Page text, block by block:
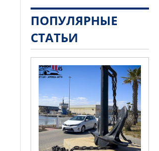
ПОПУЛЯРНЫЕ
СТАТЬИ